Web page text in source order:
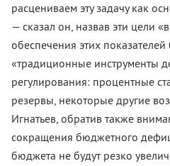
расцениваем эту задачу как
— сказал он, назвав эти цели
обеспечения этих показателей
«традиционные инструменты
регулирования: процентные
резервы, некоторые другие
Игнатьев, обратив также
сокращения бюджетного
бюджета не будут резко